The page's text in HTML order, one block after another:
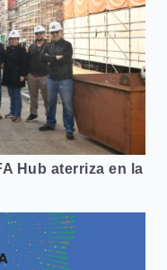
Hub aterriza en la